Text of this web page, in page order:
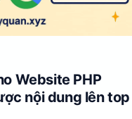
Website PHP
nội dung lên top